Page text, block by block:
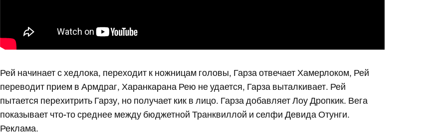
Рей начинает с хедлока, переходит к ножницам головы, Гарза отвечает Хамерлоком, Рей
переводит прием в Армдраг, Харанкарана Рею не удается, Гарза выталкивает. Рей
пытается перехитрить Гарзу, но получает кик в лицо. Гарза добавляет Лоу Дропкик. Вега
показывает что-то среднее между бюджетной Транквиллой и селфи Девида Отунги.
Реклама.